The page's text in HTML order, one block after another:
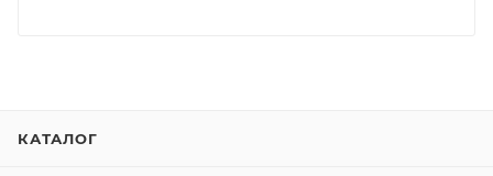
КАТАЛОГ